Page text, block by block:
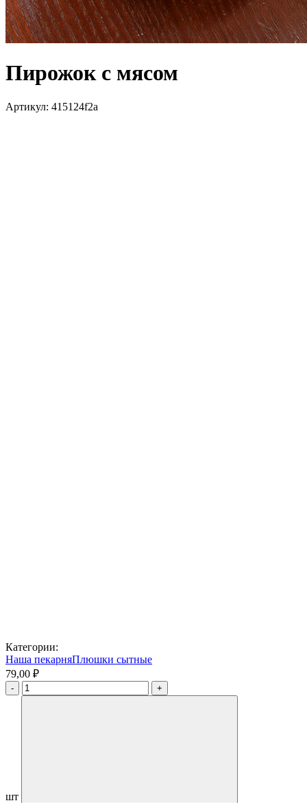
Пирожок с мясом
Артикул: 415124f2a
Категории:
Наша пекарняПлюшки сытные
79,00 ₽
шт